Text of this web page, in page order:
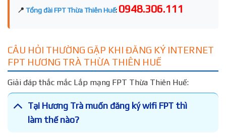
📍 Tổng đài FPT Thừa Thiên Huế: 0948.306.111
CÂU HỎI THƯỜNG GẶP KHI ĐĂNG KÝ INTERNET
FPT HƯƠNG TRÀ THỪA THIÊN HUẾ
Giải đáp thắc mắc Lắp mạng FPT Thừa Thiên Huế:
Tại Hương Trà muốn đăng ký wifi FPT thì
làm thế nào?